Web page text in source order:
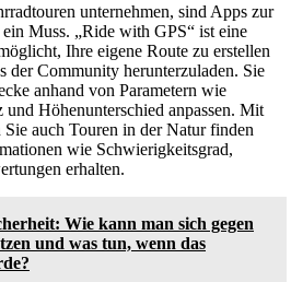
unternehmen, sind Apps zur
Muss. „Ride with GPS“ ist eine
Ihre eigene Route zu erstellen
der Community herunterzuladen. Sie
anhand von Parametern wie
Höhenunterschied anpassen. Mit
auch Touren in der Natur finden
wie Schwierigkeitsgrad,
erhalten.
Wie kann man sich gegen
und was tun, wenn das